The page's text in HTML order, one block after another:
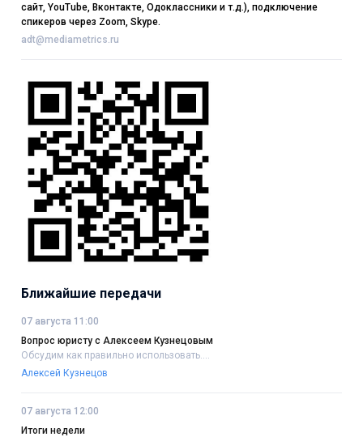
сайт, YouTube, Вконтакте, Одоклассники и т.д.), подключение
спикеров через Zoom, Skype.
adt@mediametrics.ru
Ближайшие передачи
07 августа 11:00
Вопрос юристу с Алексеем Кузнецовым
Обсудим как правильно использовать....
Алексей Кузнецов
07 августа 12:00
Итоги недели